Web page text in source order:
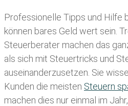
Professionelle Tipps und Hilfe
können bares Geld wert sein.
Steuerberater machen das
als sich mit Steuertricks und
auseinanderzusetzen. Sie
Kunden die meisten Steuern
machen dies nur einmal im